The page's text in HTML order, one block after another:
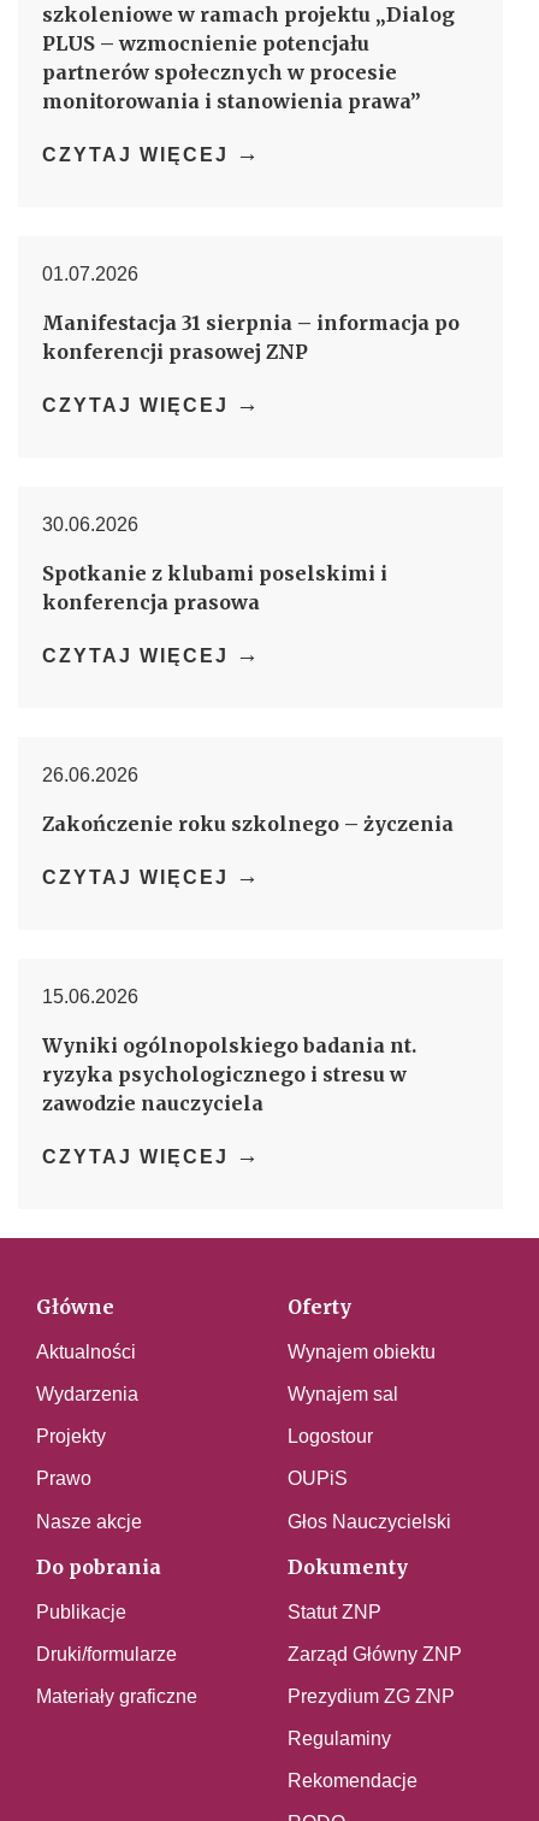
szkoleniowe w ramach projektu „Dialog
PLUS – wzmocnienie potencjału
partnerów społecznych w procesie
monitorowania i stanowienia prawa”
CZYTAJ WIĘCEJ →
01.07.2026
Manifestacja 31 sierpnia – informacja po
konferencji prasowej ZNP
CZYTAJ WIĘCEJ →
30.06.2026
Spotkanie z klubami poselskimi i
konferencja prasowa
CZYTAJ WIĘCEJ →
26.06.2026
Zakończenie roku szkolnego – życzenia
CZYTAJ WIĘCEJ →
15.06.2026
Wyniki ogólnopolskiego badania nt.
ryzyka psychologicznego i stresu w
zawodzie nauczyciela
CZYTAJ WIĘCEJ →
Główne
Aktualności
Wydarzenia
Projekty
Prawo
Nasze akcje
Oferty
Wynajem obiektu
Wynajem sal
Logostour
OUPiS
Głos Nauczycielski
Do pobrania
Publikacje
Druki/formularze
Materiały graficzne
Dokumenty
Statut ZNP
Zarząd Główny ZNP
Prezydium ZG ZNP
Regulaminy
Rekomendacje